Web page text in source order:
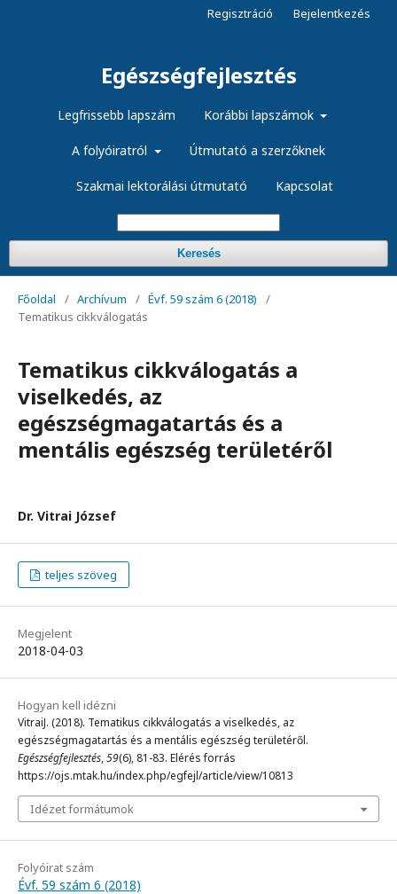
Egészségfejlesztés
Legfrissebb lapszám Korábbi lapszámok
A folyóiratról Útmutató a szerzőknek
Szakmai lektorálási útmutató Kapcsolat
Keresés
Regisztráció Bejelentkezés
Főoldal / Archívum / Évf. 59 szám 6 (2018)
/
Tematikus cikkválogatás
Tematikus cikkválogatás a
viselkedés, az
egészségmagatartás és a
mentális egészség területéről
Dr. Vitrai József
teljes szöveg
Megjelent
2018-04-03
Hogyan kell idézni
VitraiJ. (2018). Tematikus cikkválogatás a viselkedés, az
egészségmagatartás és a mentális egészség területéről.
Egészségfejlesztés,59(6), 81-83. Elérés forrás
https://ojs.mtak.hu/index.php/egfejl/article/view/10813
Idézet formátumok
Folyóirat szám
Évf. 59 szám 6 (2018)